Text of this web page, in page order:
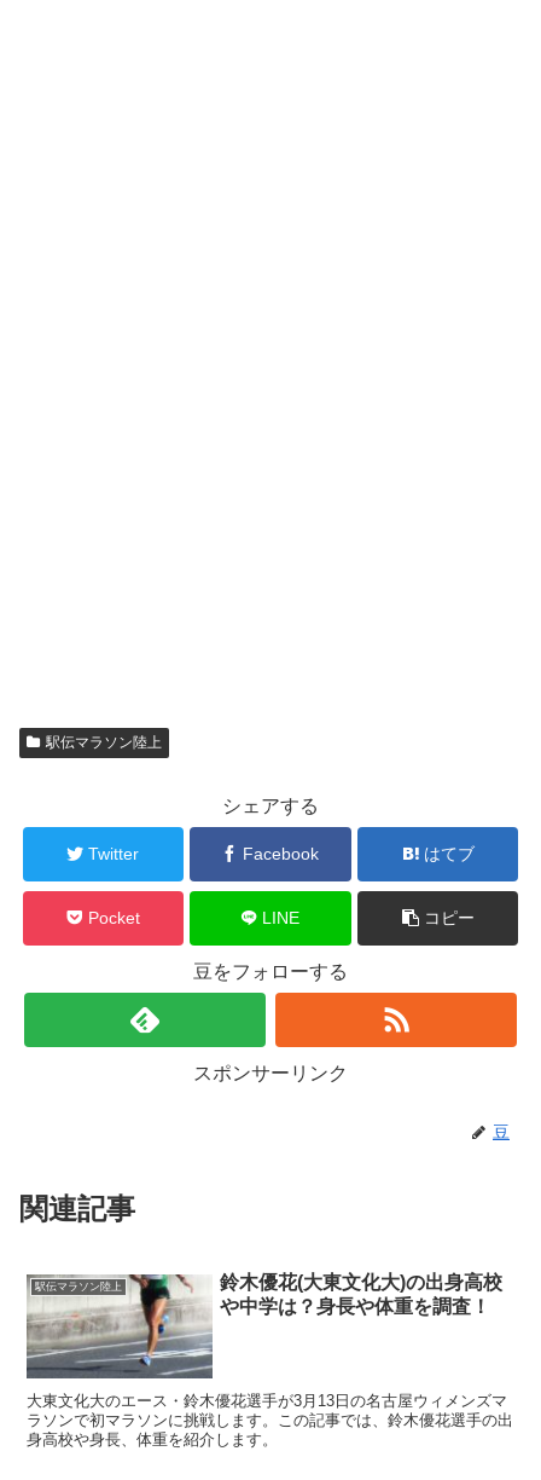
駅伝マラソン陸上
シェアする
Twitter Facebook はてブ
Pocket LINE コピー
豆をフォローする
スポンサーリンク
豆
関連記事
駅伝マラソン陸上
鈴木優花(大東文化大)の出身高校
や中学は？身長や体重を調査！
大東文化大のエース・鈴木優花選手が3月13日の名古屋ウィメンズマ
ラソンで初マラソンに挑戦します。この記事では、鈴木優花選手の出
身高校や身長、体重を紹介します。